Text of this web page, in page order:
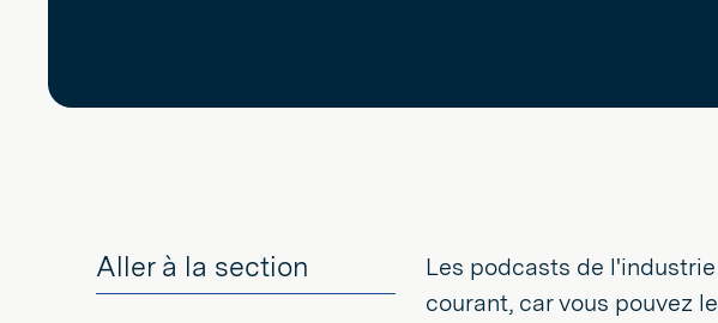
Aller à la section
Les podcasts de
courant, car vous pouvez